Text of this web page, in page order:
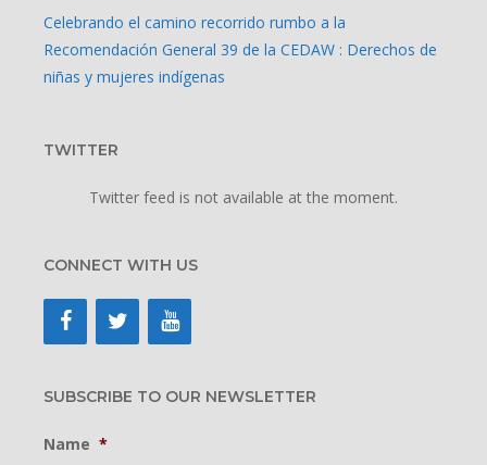
Celebrando el camino recorrido rumbo a la
Recomendación General 39 de la CEDAW : Derechos de
niñas y mujeres indígenas
TWITTER
Twitter feed is not available at the moment.
CONNECT WITH US
SUBSCRIBE TO OUR NEWSLETTER
Name *